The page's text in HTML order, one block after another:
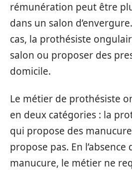
rémunération peut être
dans un salon
cas, la prothésiste
salon ou proposer des
domicile.
Le métier de prothésiste
en deux catégories : la
qui propose des
propose pas. En
manucure, le métier ne